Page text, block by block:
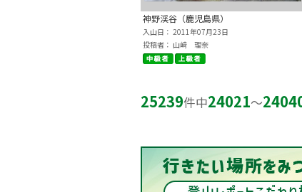
神野渓谷（鹿児島県）
入山日： 2011年07月23日
投稿者： 山﨑 理奈
25239件中24021〜